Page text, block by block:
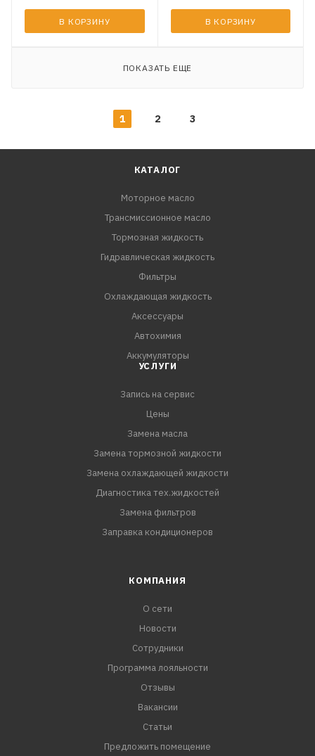
В КОРЗИНУ В КОРЗИНУ
ПОКАЗАТЬ ЕЩЕ
1 2 3
КАТАЛОГ
Моторное масло
Трансмиссионное масло
Тормозная жидкость
Гидравлическая жидкость
Фильтры
Охлаждающая жидкость
Аксессуары
Автохимия
Аккумуляторы
УСЛУГИ
Запись на сервис
Цены
Замена масла
Замена тормозной жидкости
Замена охлаждающей жидкости
Диагностика тех.жидкостей
Замена фильтров
Заправка кондиционеров
КОМПАНИЯ
О сети
Новости
Сотрудники
Программа лояльности
Отзывы
Вакансии
Статьи
Предложить помещение